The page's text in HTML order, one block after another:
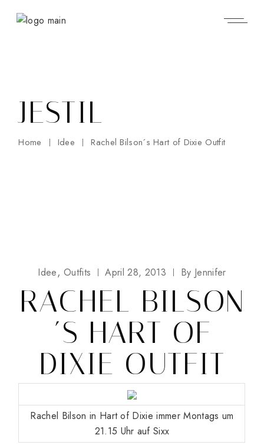
JESTIL
Home Idee Rachel Bilson´s Hart of Dixie Outfit
Idee Outfits April 28, 2013 By Jennifer
RACHEL BILSON
´S HART OF
DIXIE OUTFIT
Rachel Bilson in Hart of Dixie immer Montags um
21.15 Uhr auf Sixx